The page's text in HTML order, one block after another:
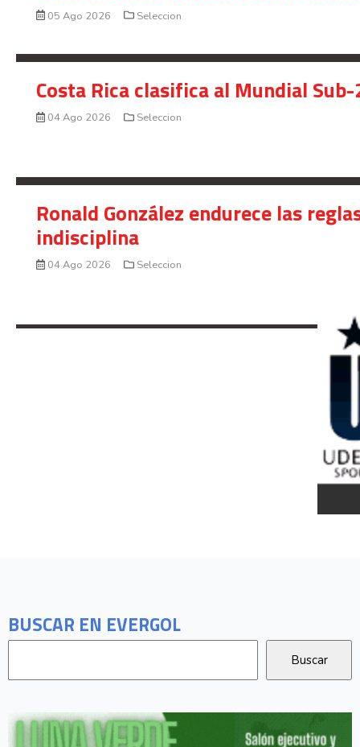
BUSCAR EN EVERGOL
05 Ago 2026 Seleccion
Costa Rica clasifica al Mundial
04 Ago 2026 Seleccion
Ronald González endurece las
indisciplina
04 Ago 2026 Seleccion